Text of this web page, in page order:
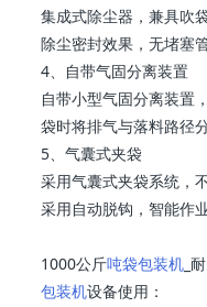
集成式除尘器，兼具吹
除尘密封效果，无堵塞
4、自带气固分离装置
自带小型气固分离装置
袋时将排气与落料路径
5、气囊式夹袋
采用气囊式夹袋系统，
采用自动脱钩，智能作
1000公斤吨袋包装机 _
包装机设备使用：